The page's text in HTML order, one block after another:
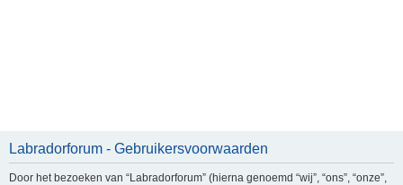
Labradorforum - Gebruikersvoorwaarden
Door het bezoeken van “Labradorforum” (hierna genoemd “wij”, “ons”, “onze”,